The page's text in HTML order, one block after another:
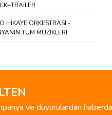
HİKAYE ORKESTRASI -
TÜM MÜZİKLERİ
ve duyurulardan